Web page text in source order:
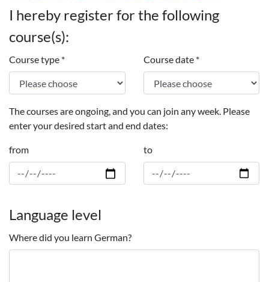
I hereby register for the following
course(s):
Course type * Course date *
The courses are ongoing, and you can join any week. Please
enter your desired start and end dates:
from to
Language level
Where did you learn German?